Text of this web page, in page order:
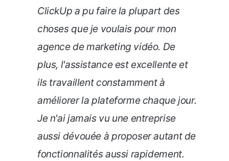
ClickUp a pu faire la plupart des
choses que je voulais pour mon
agence de marketing vidéo. De
plus, l'assistance est excellente et
ils travaillent constamment à
améliorer la plateforme chaque jour.
Je n'ai jamais vu une entreprise
aussi dévouée à proposer autant de
fonctionnalités aussi rapidement.